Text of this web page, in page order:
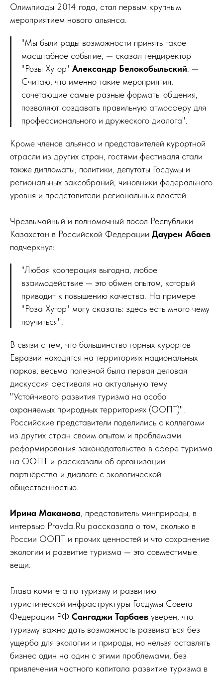
Олимпиады 2014 года, стал первым крупным
мероприятием нового альянса.
"Мы были рады возможности принять такое
масштабное событие, — сказал гендиректор
"Розы Хутор" Александр Белокобыльский. —
Считаю, что именно такие мероприятия,
сочетающие самые разные форматы общения,
позволяют создавать правильную атмосферу для
профессионального и дружеского диалога".
Кроме членов альянса и представителей курортной
отрасли из других стран, гостями фестиваля стали
также дипломаты, политики, депутаты Госдумы и
региональных заксобраний, чиновники федерального
уровня и представители региональных властей.
Чрезвычайный и полномочный посол Республики
Казахстан в Российской Федерации Даурен Абаев
подчеркнул:
"Любая кооперация выгодна, любое
взаимодействие — это обмен опытом, который
приводит к повышению качества. На примере
"Роза Хутор" могу сказать: здесь есть много чему
поучиться".
В связи с тем, что большинство горных курортов
Евразии находятся на территориях национальных
парков, весьма полезной была первая деловая
дискуссия фестиваля на актуальную тему
"Устойчивого развития туризма на особо
охраняемых природных территориях (ООПТ)".
Российские представители поделились с коллегами
из других стран своим опытом и проблемами
реформирования законодательства в сфере туризма
на ООПТ и рассказали об организации
партнёрства и диалоге с экологической
общественностью.
Ирина Маканова, представитель минприроды, в
интервью Pravda.Ru рассказала о том, сколько в
России ООПТ и прочих ценностей и что сохранение
экологии и развитие туризма — это совместимые
вещи.
Глава комитета по туризму и развитию
туристической инфраструктуры Госдумы Совета
Федерации РФ Сангаджи Тарбаев уверен, что
туризму важно дать возможность развиваться без
ущерба для экологии и природы, но нельзя оставлять
бизнес один на один с этими проблемами, без
привлечения частного капитала развитие туризма в